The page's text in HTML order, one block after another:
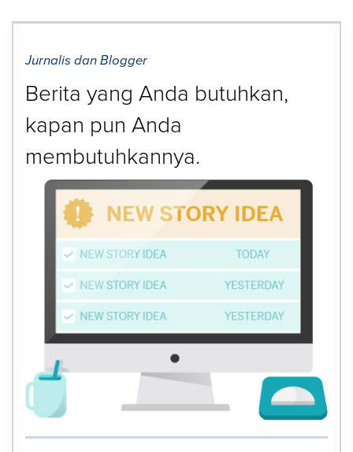
Jurnalis dan Blogger
Berita yang Anda butuhkan,
kapan pun Anda
membutuhkannya.